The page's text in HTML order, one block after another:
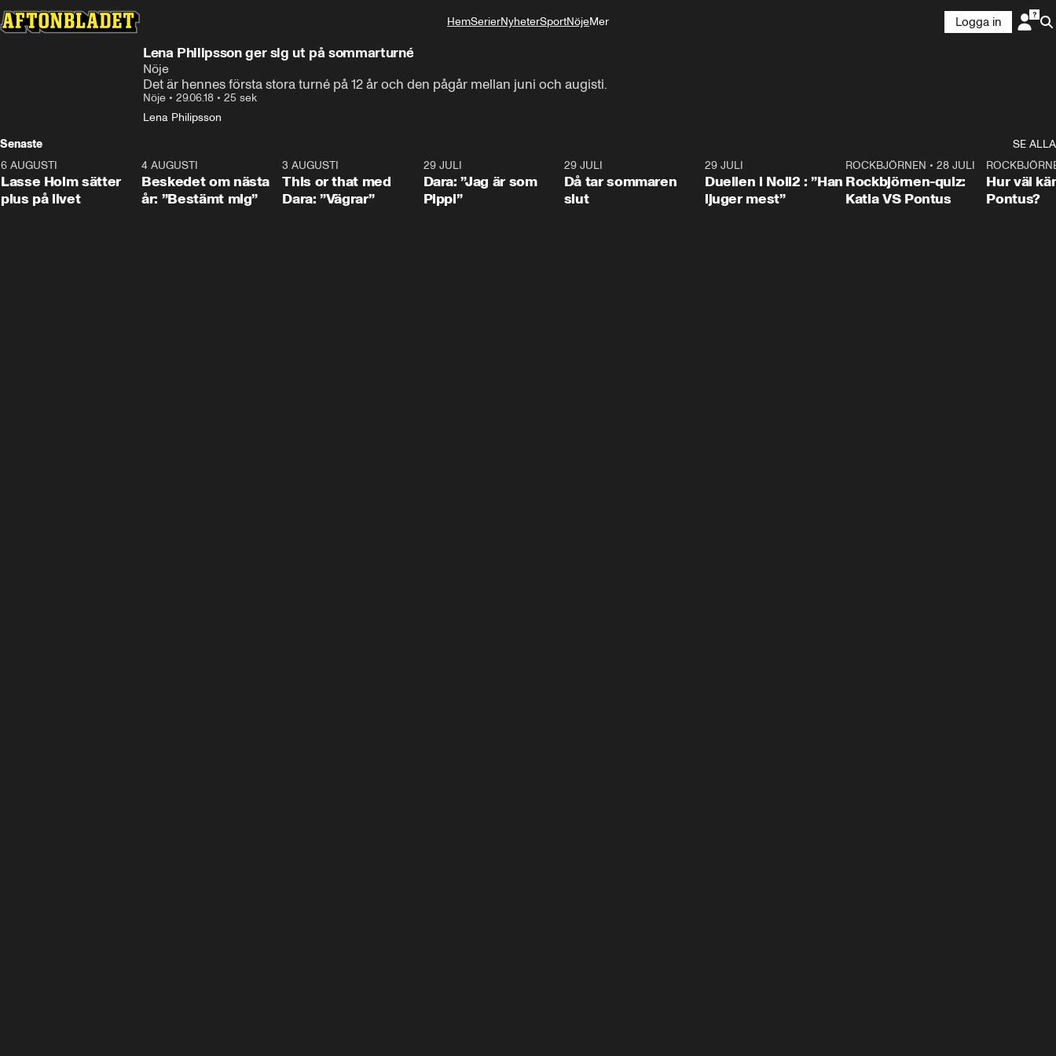
HemSerierNyheterSportNöjeMer
Logga in
Lena Philipsson ger sig ut på sommarturné
Nöje
Det är hennes första stora turné på 12 år och den pågår mellan juni och augisti.
Nöje • 29.06.18 • 25 sek
Lena Philipsson
Senaste
SE ALLA
1:04
6 AUGUSTI
Lasse Holm sätter
plus på livet
0:24
4 AUGUSTI
Beskedet om nästa
år: ”Bestämt mig”
3 AUGUSTI
This or that med
Dara: ”Vägrar”
29 JULI
Dara: ”Jag är som
Pippi”
29 JULI
Då tar sommaren
slut
29 JULI
Duellen i Noll2 : ”Han
ljuger mest”
0:15
ROCKBJÖRNEN •28 JULI
Rockbjörnen-quiz:
Katia VS Pontus
Hur väl
Pontus?